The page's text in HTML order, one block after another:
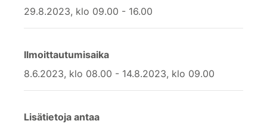
29.8.2023, klo 09.00 - 16.00
Ilmoittautumisaika
8.6.2023, klo 08.00 - 14.8.2023, klo 09.00
Lisätietoja antaa